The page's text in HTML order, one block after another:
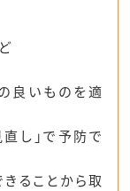
良いものを適
し」で予防で
ることから取